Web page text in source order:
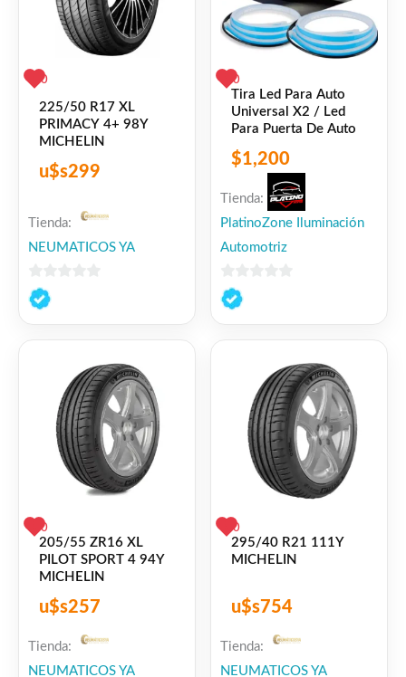
0
225/50 R17 XL
PRIMACY 4+ 98Y
MICHELIN
u$s299
Tienda:
NEUMATICOS YA
0
de
0
Tira Led Para Auto
Universal X2 / Led
Para Puerta De Auto
$1,200
Tienda:
PlatinoZone Iluminación
Automotriz
0
de
0
205/55 ZR16 XL
PILOT SPORT 4 94Y
MICHELIN
u$s257
Tienda:
NEUMATICOS YA
0
295/40 R21 111Y
MICHELIN
u$s754
Tienda:
NEUMATICOS YA